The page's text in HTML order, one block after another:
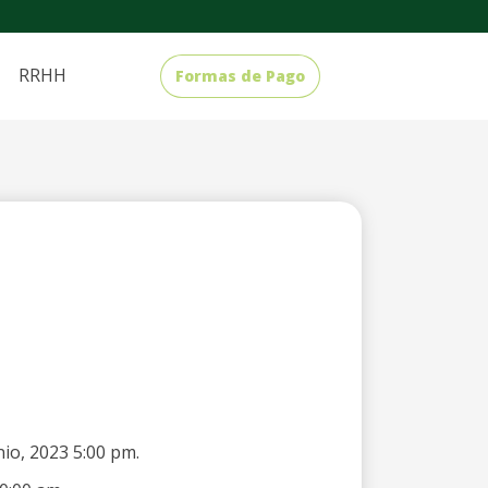
RRHH Formas de Pago
2023 5:00 pm.